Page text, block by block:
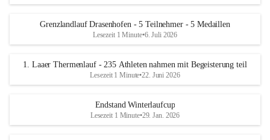
Grenzlandlauf Drasenhofen - 5 Teilnehmer - 5 Medaillen
Lesezeit 1 Minute•6. Juli 2026
1. Laaer Thermenlauf - 235 Athleten nahmen mit Begeisterung teil
Lesezeit 1 Minute•22. Juni 2026
Endstand Winterlaufcup
Lesezeit 1 Minute•29. Jan. 2026